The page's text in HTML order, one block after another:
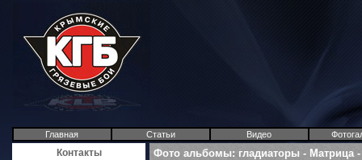
Главная Статьи Видео
Контакты Фото альбомы: гладиаторы - Матрица